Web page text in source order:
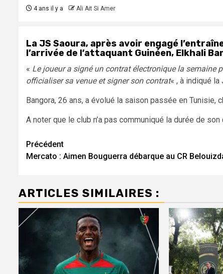
4 ans il y a Ali Ait Si Amer
La JS Saoura, après avoir engagé
l’arrivée de l’attaquant Guinéen, Elkhali
« Le joueur a signé un contrat électronique la semaine
officialiser sa venue et signer son contrat« , à indiqué
Bangora, 26 ans, a évolué la saison passée en Tunisie,
A noter que le club n’a pas communiqué la durée de son
Navigation
d’article
Précédent
Mercato : Aimen Bouguerra débarque au CR
ARTICLES SIMILAIRES :